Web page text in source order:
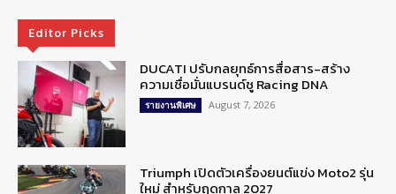
Editor Picks
DUCATI ปรับกลยุทธ์การสื่อสาร-สร้าง
ความเชื่อมั่นแบรนด์ชู Racing DNA
รายงานพิเศษ August 7, 2026
Triumph เปิดตัวเครื่องยนต์แข่ง Moto2 รุ่น
ใหม่ สำหรับฤดูกาล 2027